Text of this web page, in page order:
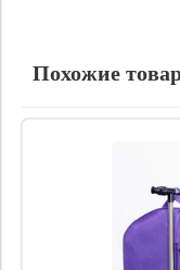
Похожие